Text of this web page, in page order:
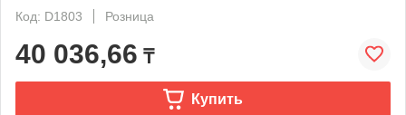
Код: D1803
Розница
40 036,66 ₸
Купить